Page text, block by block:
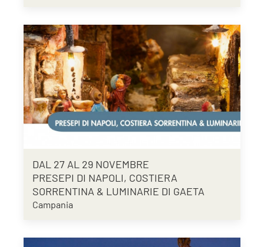
DAL 27 AL 29 NOVEMBRE
PRESEPI DI NAPOLI, COSTIERA
SORRENTINA & LUMINARIE DI GAETA
Campania